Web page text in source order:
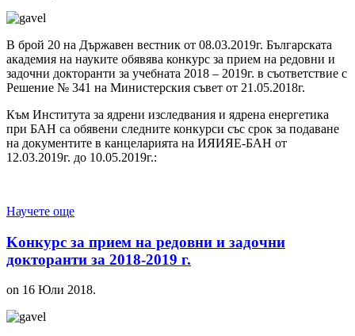
В брой 20 на Държавен вестник от 08.03.2019г. Българската
академия на науките обявява конкурс за прием на редовни и
задочни докторанти за учебната 2018 – 2019г. в съответствие с
Решение № 341 на Министерския съвет от 21.05.2018г.
Към Института за ядрени изследвания и ядрена енергетика
при БАН са обявени следните конкурси със срок за подаване
на документите в канцеларията на ИЯИЯЕ-БАН от
12.03.2019г. до 10.05.2019г.:
Научете още
Kонкурс за прием на редовни и задочни
докторанти за 2018-2019 г.
on 16 Юли 2018.